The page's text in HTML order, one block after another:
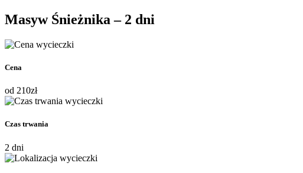
Masyw Śnieżnika – 2 dni
Cena
od 210zł
Czas trwania
2 dni